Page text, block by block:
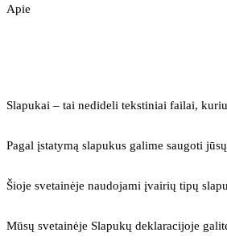
Apie
Slapukai – tai nedideli tekstiniai failai,
Pagal įstatymą slapukus galime saugoti
Šioje svetainėje naudojami įvairių tipų
Mūsų svetainėje Slapukų deklaracijoje